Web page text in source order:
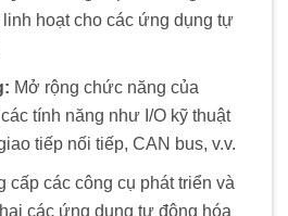
hoạt cho các ứng dụng tự
Mở rộng chức năng của
tính năng như I/O kỹ thuật
tiếp nối tiếp, CAN bus, v.v.
cấp các công cụ phát triển và
các ứng dụng tự động hóa